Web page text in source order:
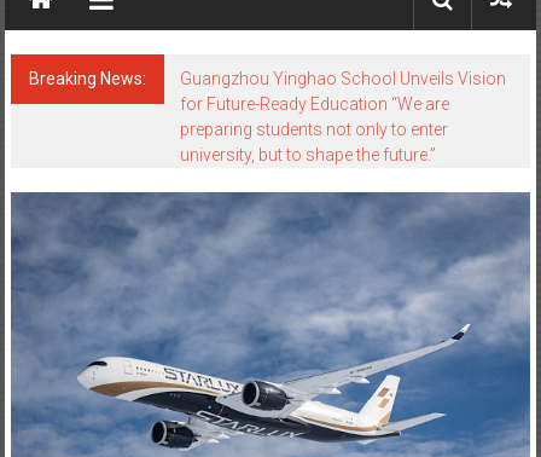
Breaking News:
Guangzhou Yinghao School Unveils Vision
for Future-Ready Education “We are
preparing students not only to enter
university, but to shape the future.”